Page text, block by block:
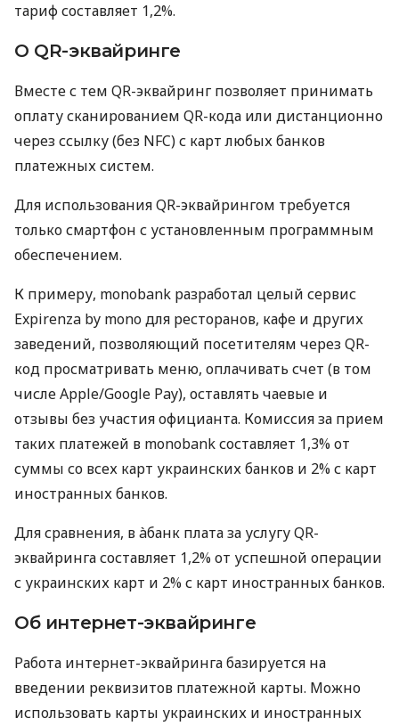
тариф составляет 1,2%.
О QR-эквайринге
Вместе с тем QR-эквайринг позволяет принимать
оплату сканированием QR-кода или дистанционно
через ссылку (без NFC) с карт любых банков
платежных систем.
Для использования QR-эквайрингом требуется
только смартфон с установленным программным
обеспечением.
К примеру, monobank разработал целый сервис
Expirenza by mono для ресторанов, кафе и других
заведений, позволяющий посетителям через QR-
код просматривать меню, оплачивать счет (в том
числе Apple/Google Pay), оставлять чаевые и
отзывы без участия официанта. Комиссия за прием
таких платежей в monobank составляет 1,3% от
суммы со всех карт украинских банков и 2% с карт
иностранных банков.
Для сравнения, в àбанк плата за услугу QR-
эквайринга составляет 1,2% от успешной операции
с украинских карт и 2% с карт иностранных банков.
Об интернет-эквайринге
Работа интернет-эквайринга базируется на
введении реквизитов платежной карты. Можно
использовать карты украинских и иностранных